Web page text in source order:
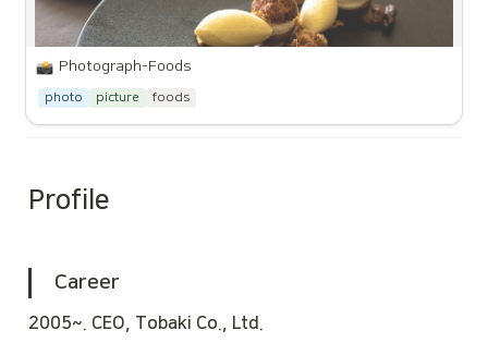
Photograph-Foods
photo picture foods
Profile
Career
2005~. CEO, Tobaki Co., Ltd.